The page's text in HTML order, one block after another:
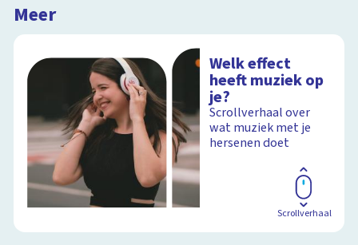
Meer
Welk effect
heeft muziek op
je?
Scrollverhaal over
wat muziek met je
hersenen doet
Scrollverhaal